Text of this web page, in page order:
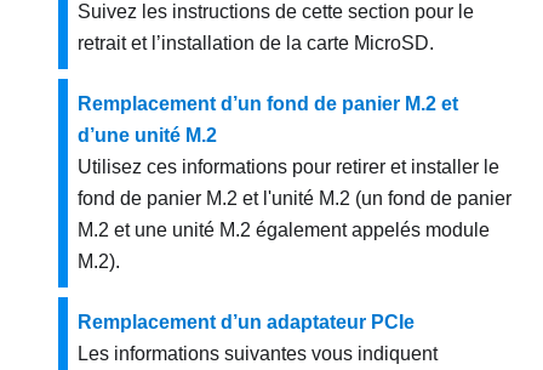
Suivez les instructions de cette section pour le
retrait et l’installation de la carte MicroSD.
Remplacement d’un fond de panier M.2 et
d’une unité M.2
Utilisez ces informations pour retirer et installer le
fond de panier M.2 et l'unité M.2 (un fond de panier
M.2 et une unité M.2 également appelés module
M.2).
Remplacement d’un adaptateur PCIe
Les informations suivantes vous indiquent